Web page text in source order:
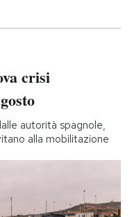
crisi
autorità spagnole,
alla mobilitazione